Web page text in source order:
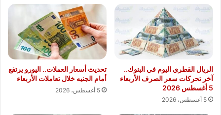
الريال القطري اليوم في البنوك..
آخر تحركات سعر الصرف الأربعاء
5 أغسطس 2026
5 أغسطس، 2026
تحديث أسعار العملات.. اليورو يرتفع
أمام الجنيه خلال تعاملات الأربعاء
5 أغسطس، 2026